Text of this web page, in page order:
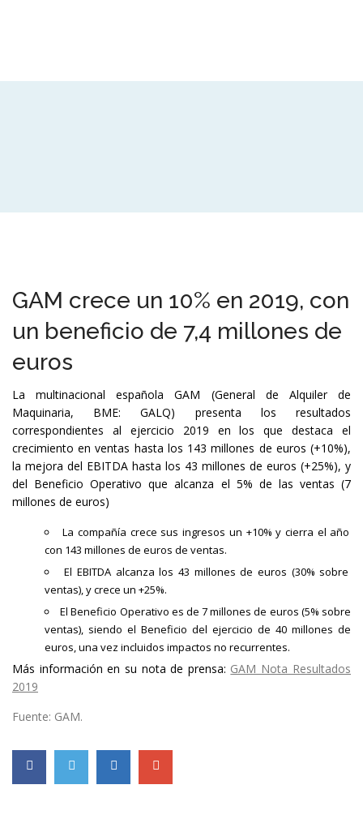
GAM crece un 10% en 2019, con
un beneficio de 7,4 millones de
euros
La multinacional española GAM (General de Alquiler de
Maquinaria, BME: GALQ) presenta los resultados
correspondientes al ejercicio 2019 en los que destaca el
crecimiento en ventas hasta los 143 millones de euros (+10%),
la mejora del EBITDA hasta los 43 millones de euros (+25%), y
del Beneficio Operativo que alcanza el 5% de las ventas (7
millones de euros)
La compañía crece sus ingresos un +10% y cierra el año
con 143 millones de euros de ventas.
El EBITDA alcanza los 43 millones de euros (30% sobre
ventas), y crece un +25%.
El Beneficio Operativo es de 7 millones de euros (5% sobre
ventas), siendo el Beneficio del ejercicio de 40 millones de
euros, una vez incluidos impactos no recurrentes.
Más información en su nota de prensa: GAM_Nota Resultados
2019
Fuente: GAM.